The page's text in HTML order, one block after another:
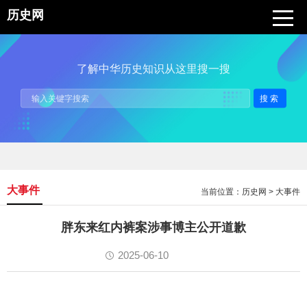
历史网
了解中华历史知识从这里搜一搜
搜索
当前位置： 历史网 > 大事件
大事件
胖东来红内裤案涉事博主公开道歉
2025-06-10